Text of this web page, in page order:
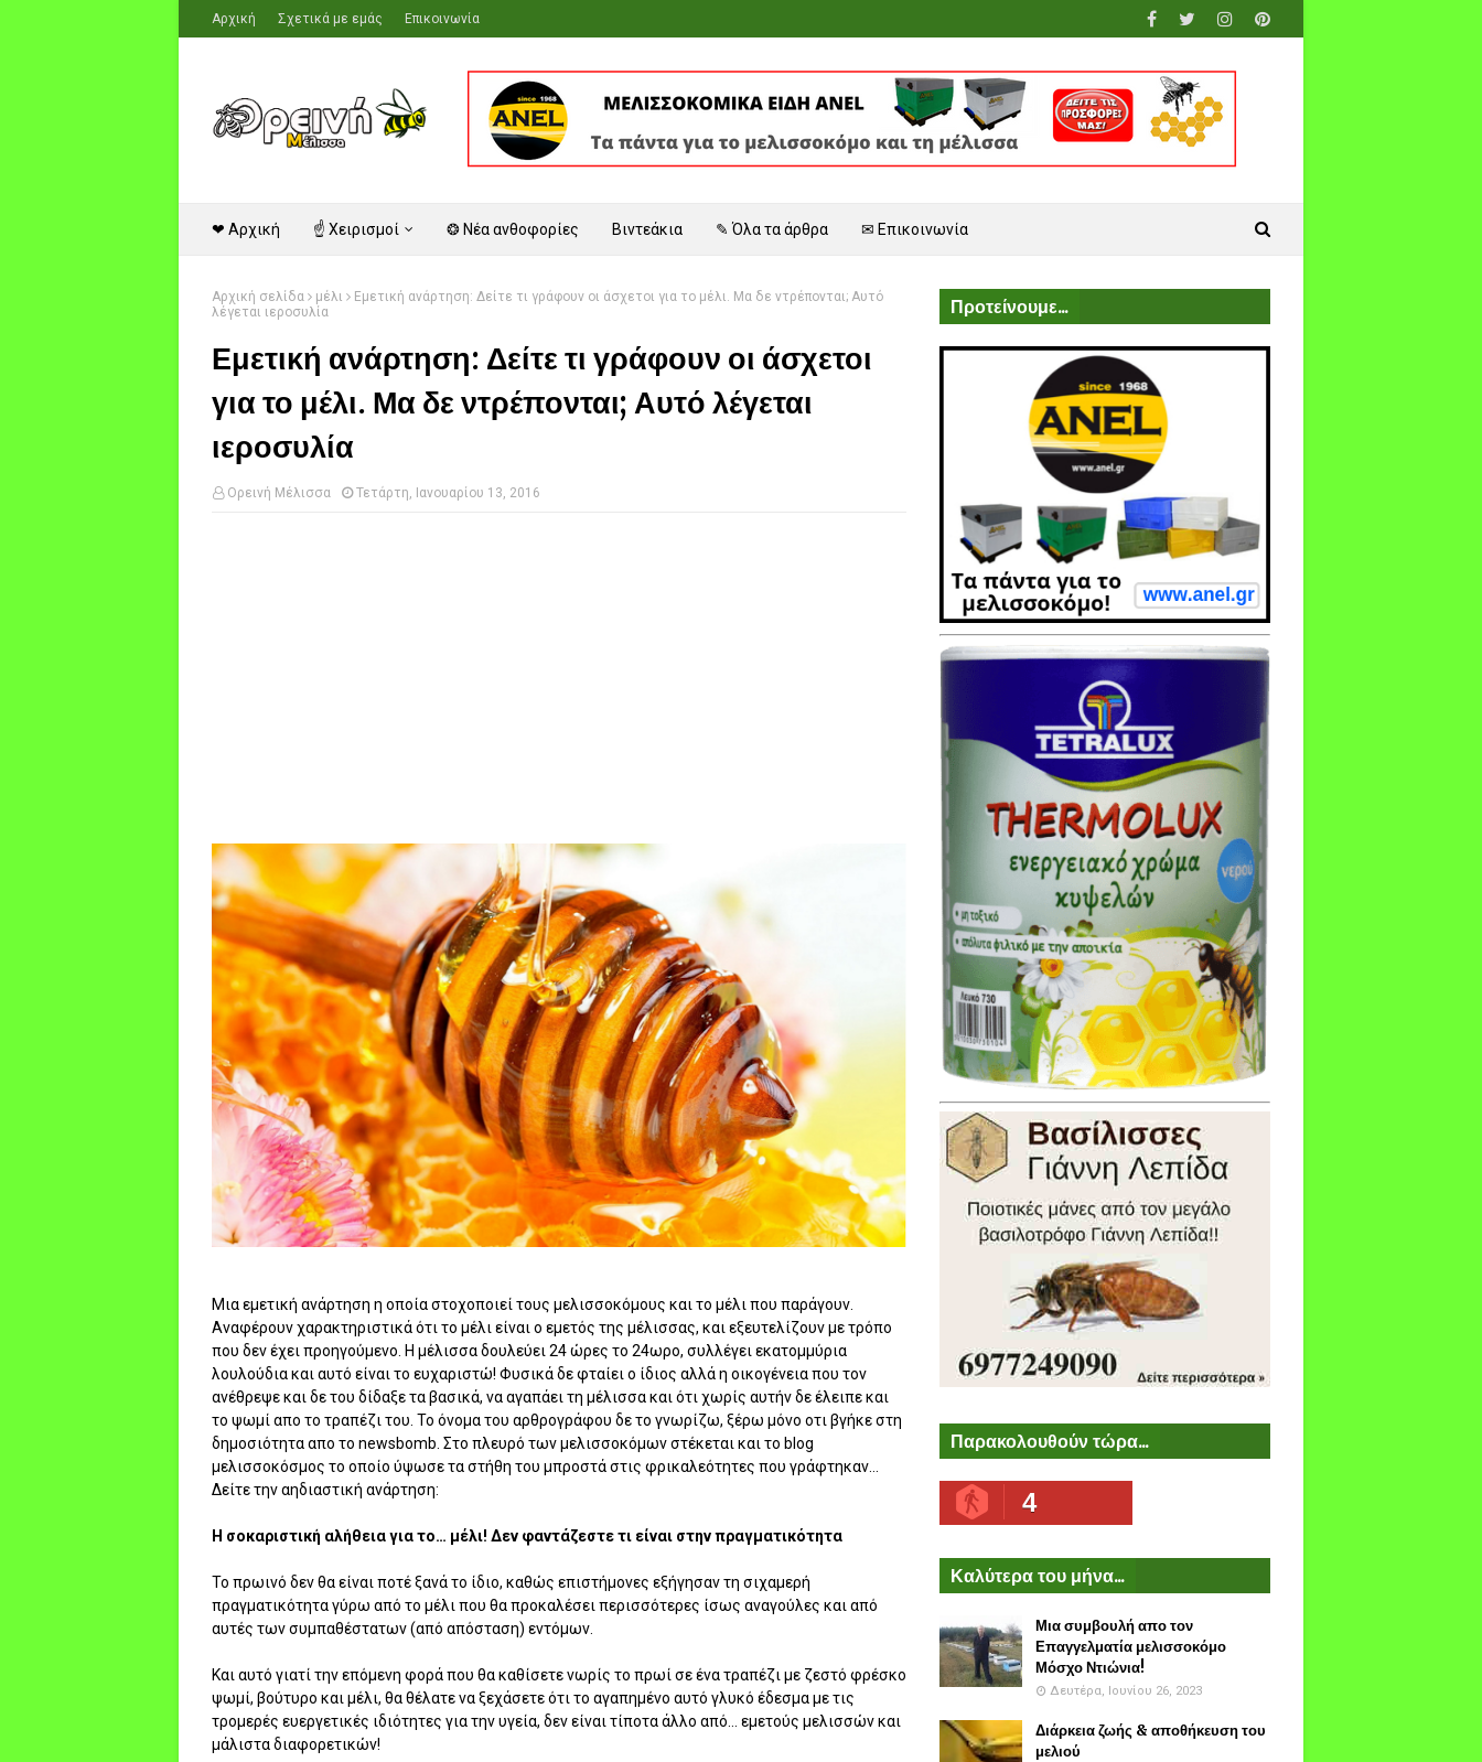
Αρχική Σχετικά με εμάς Επικοινωνία
❤ Αρχική ☝ Χειρισμοί ❂ Νέα ανθοφορίες Βιντεάκια ✎ Όλα τα άρθρα ✉ Επικοινωνία
Αρχική σελίδα μέλι
Εμετική ανάρτηση: Δείτε τι γράφουν οι άσχετοι για το μέλι. Μα δε ντρέπονται; Αυτό
λέγεται ιεροσυλία
Εμετική ανάρτηση: Δείτε τι γράφουν οι άσχετοι
για το μέλι. Μα δε ντρέπονται; Αυτό λέγεται
ιεροσυλία
Ορεινή Μέλισσα Τετάρτη, Ιανουαρίου 13, 2016
Μια εμετική ανάρτηση η οποία στοχοποιεί τους μελισσοκόμους και το μέλι που παράγουν.
Αναφέρουν χαρακτηριστικά ότι το μέλι είναι ο εμετός της μέλισσας, και εξευτελίζουν με τρόπο
που δεν έχει προηγούμενο. Η μέλισσα δουλεύει 24 ώρες το 24ωρο, συλλέγει εκατομμύρια
λουλούδια και αυτό είναι το ευχαριστώ! Φυσικά δε φταίει ο ίδιος αλλά η οικογένεια που τον
ανέθρεψε και δε του δίδαξε τα βασικά, να αγαπάει τη μέλισσα και ότι χωρίς αυτήν δε έλειπε και
το ψωμί απο το τραπέζι του. Το όνομα του αρθρογράφου δε το γνωρίζω, ξέρω μόνο οτι βγήκε στη
δημοσιότητα απο το newsbomb. Στο πλευρό των μελισσοκόμων στέκεται και το blog
μελισσοκόσμος το οποίο ύψωσε τα στήθη του μπροστά στις φρικαλεότητες που γράφτηκαν...
Δείτε την αηδιαστική ανάρτηση:
Η σοκαριστική αλήθεια για το… μέλι! Δεν φαντάζεστε τι είναι στην πραγματικότητα
Το πρωινό δεν θα είναι ποτέ ξανά το ίδιο, καθώς επιστήμονες εξήγησαν τη σιχαμερή
πραγματικότητα γύρω από το μέλι που θα προκαλέσει περισσότερες ίσως αναγούλες και από
αυτές των συμπαθέστατων (από απόσταση) εντόμων.
Και αυτό γιατί την επόμενη φορά που θα καθίσετε νωρίς το πρωί σε ένα τραπέζι με ζεστό φρέσκο
ψωμί, βούτυρο και μέλι, θα θέλατε να ξεχάσετε ότι το αγαπημένο αυτό γλυκό έδεσμα με τις
τρομερές ευεργετικές ιδιότητες για την υγεία, δεν είναι τίποτα άλλο από… εμετούς μελισσών και
μάλιστα διαφορετικών!
Προτείνουμε...
Παρακολουθούν τώρα...
4
Καλύτερα του μήνα...
Μια συμβουλή απο τον
Επαγγελματία μελισσοκόμο
Μόσχο Ντιώνια!
Δευτέρα, Ιουνίου 26, 2023
Διάρκεια ζωής & αποθήκευση του
μελιού